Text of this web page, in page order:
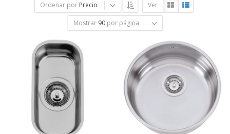
Ordenar por Precio Ver
Mostrar 90 por página